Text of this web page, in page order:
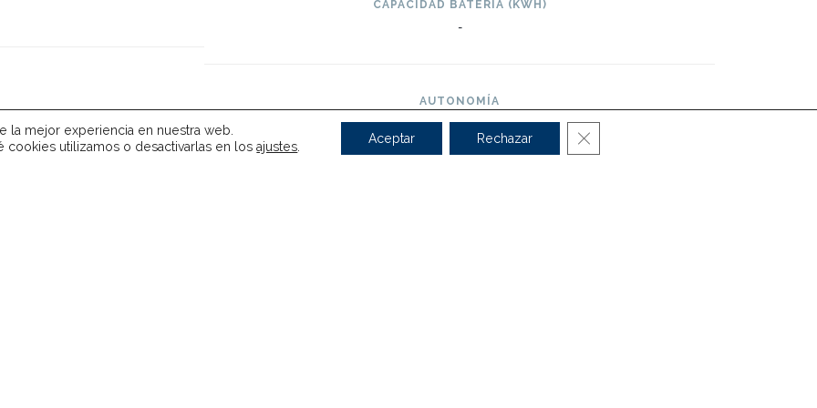
CAPACIDAD BATERÍA (KWH)
-
AUTONOMÍA
-
la mejor experiencia en nuestra web.
cookies utilizamos o desactivarlas en losajustes
Aceptar Rechazar Cerrar el banner de cookies RGPD